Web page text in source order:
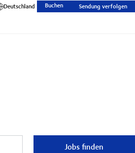
Deutschland Buchen Sendung verfolgen
Jobs finden